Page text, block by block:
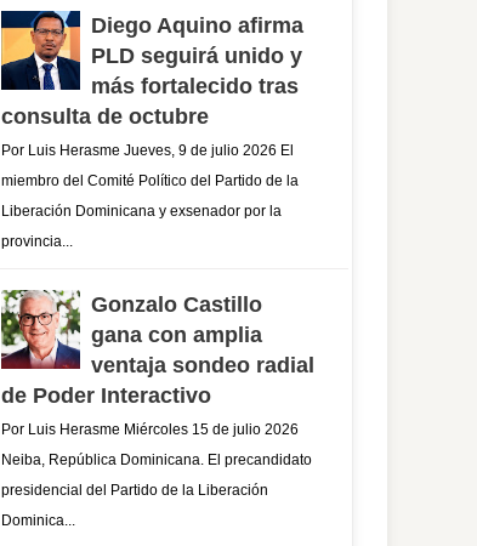
Diego Aquino afirma
PLD seguirá unido y
más fortalecido tras
consulta de octubre
Por Luis Herasme Jueves, 9 de julio 2026 El
miembro del Comité Político del Partido de la
Liberación Dominicana y exsenador por la
provincia...
Gonzalo Castillo
gana con amplia
ventaja sondeo radial
de Poder Interactivo
Por Luis Herasme Miércoles 15 de julio 2026
Neiba, República Dominicana. El precandidato
presidencial del Partido de la Liberación
Dominica...